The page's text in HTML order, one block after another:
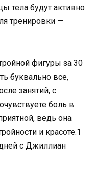
тела будут активно
тренировки —
фигуры за 30
буквально все,
занятий, с
боль в
ведь она
и красоте.1
с Джиллиан